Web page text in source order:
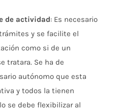
de actividad: Es necesario
y se facilite el
como si de un
tratara. Se ha de
autónomo que esta
y todos la tienen
se debe flexibilizar al